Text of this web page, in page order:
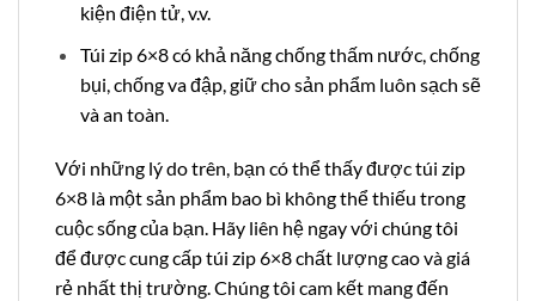
kiện điện tử, v.v.
Túi zip 6×8 có khả năng chống thấm nước, chống
bụi, chống va đập, giữ cho sản phẩm luôn sạch sẽ
và an toàn.
Với những lý do trên, bạn có thể thấy được túi zip
6×8 là một sản phẩm bao bì không thể thiếu trong
cuộc sống của bạn. Hãy liên hệ ngay với chúng tôi
để được cung cấp túi zip 6×8 chất lượng cao và giá
rẻ nhất thị trường. Chúng tôi cam kết mang đến